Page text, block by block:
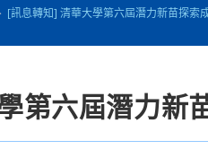
[訊息轉知] 清華大學第六屆潛力新苗探索
第六屆潛力新